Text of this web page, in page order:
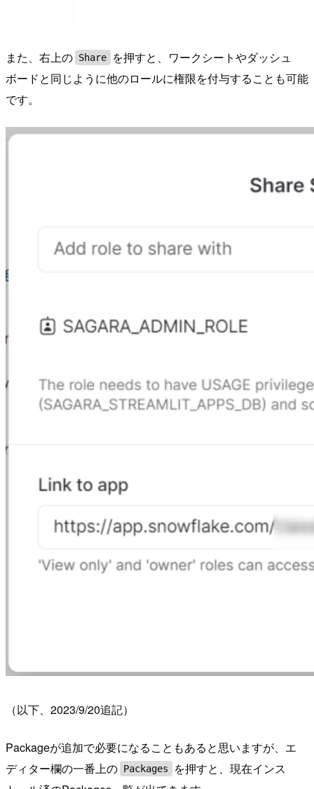
また、右上の Share
を押すと、ワークシートやダッシュ
ボードと同じように他のロールに権限を付与することも可能
です。
（以下、2023/9/20追記）
Packageが追加で必要になることもあると思いますが、エ
ディター欄の一番上の Packages
を押すと、現在インス